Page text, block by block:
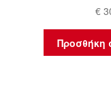
€
Προσθήκη